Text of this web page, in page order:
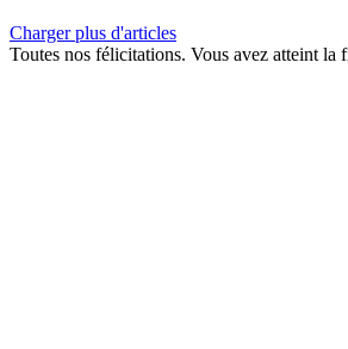
Charger plus d'articles
Toutes nos félicitations. Vous avez atteint la